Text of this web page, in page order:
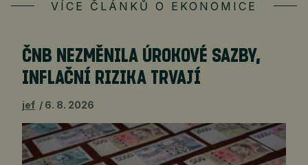
VÍCE ČLÁNKŮ O EKONOMICE
ČNB NEZMĚNILA ÚROKOVÉ SAZBY,
INFLAČNÍ RIZIKA TRVAJÍ
jef 6. 8. 2026